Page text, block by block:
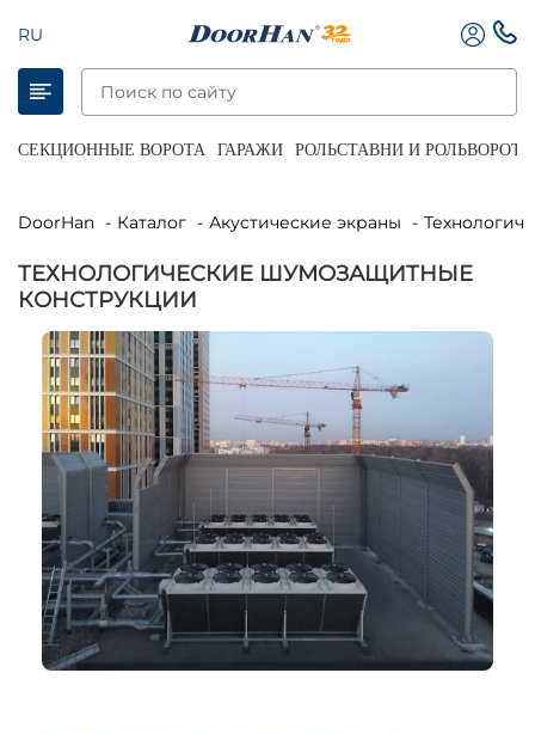
RU
СЕКЦИОННЫЕ ВОРОТА ГАРАЖИ РОЛЬСТАВНИ И РОЛЬВОРОТА
DoorHan Каталог Акустические экраны
ТЕХНОЛОГИЧЕСКИЕ ШУМОЗАЩИТНЫЕ
КОНСТРУКЦИИ